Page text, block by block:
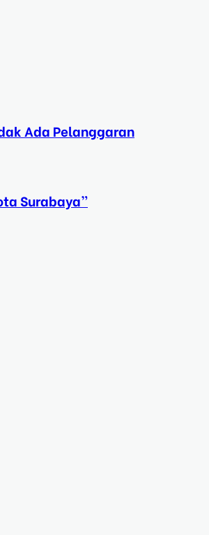
Ada Pelanggaran
Surabaya”